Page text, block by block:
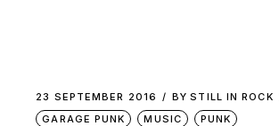
23 SEPTEMBER 2016 BY STILL IN ROCK
GARAGE PUNK
MUSIC PUNK